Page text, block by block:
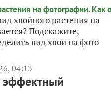
хвойного растения на
Подскажите,
вид хвои на фото
04:13
эффектный